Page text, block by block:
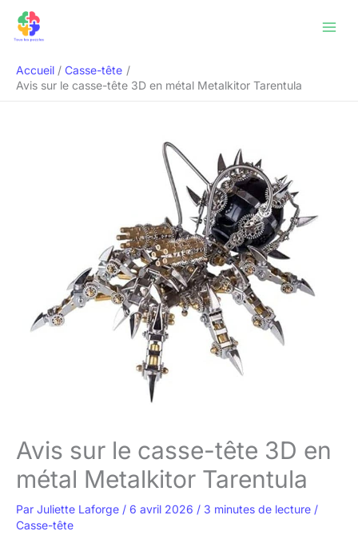
Accueil
Casse-tête
Avis sur le casse-tête 3D en métal Metalkitor Tarentula
Avis sur le casse-tête 3D en
métal Metalkitor Tarentula
Par Juliette Laforge / 6 avril 2026 / 3 minutes de lecture /
Casse-tête
Rechercher